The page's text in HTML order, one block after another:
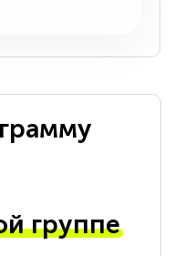
группе